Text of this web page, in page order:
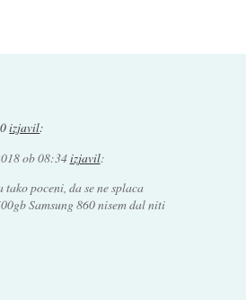
izjavil:
ob 08:34izjavil:
tako poceni, da se ne splaca
Samsung 860 nisem dal niti